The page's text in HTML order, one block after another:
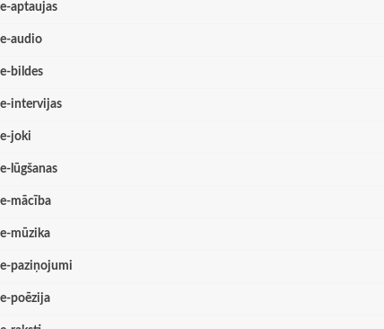
e-aptaujas
e-audio
e-bildes
e-intervijas
e-joki
e-lūgšanas
e-mācība
e-mūzika
e-paziņojumi
e-poēzija